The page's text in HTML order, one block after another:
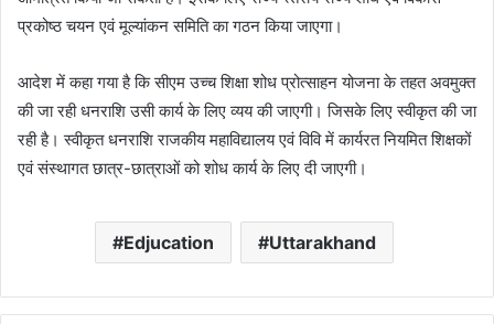
प्रकोष्ठ चयन एवं मूल्यांकन समिति का गठन किया जाएगा।
आदेश में कहा गया है कि सीएम उच्च शिक्षा शोध प्रोत्साहन योजना के तहत अवमुक्त
की जा रही धनराशि उसी कार्य के लिए व्यय की जाएगी। जिसके लिए स्वीकृत की जा
रही है। स्वीकृत धनराशि राजकीय महाविद्यालय एवं विवि में कार्यरत नियमित शिक्षकों
एवं संस्थागत छात्र-छात्राओं को शोध कार्य के लिए दी जाएगी।
Edjucation Uttarakhand